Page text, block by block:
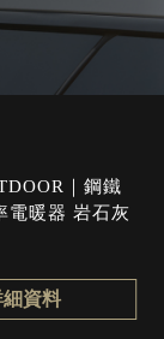
｜鋼鐵
電暖器 岩石灰
細資料